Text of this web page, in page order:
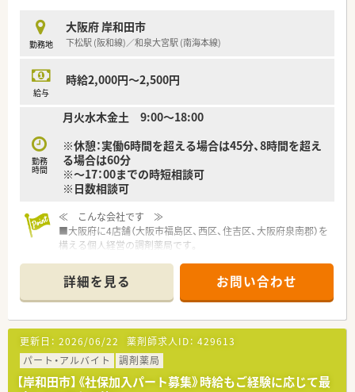
■ご自身のキャリア希望を会社側に伝える機会がたくさん用意
されています
■イオンビジネススクール制度を活用し「マーケティング・経営
～～休暇制度・福利厚生～～
ぼ全員が取得をしている環境です♪
98.6％と高水準！
■育児時短勤務は、最大3時間の時間短縮が可能◎お子様が小学
校卒業する迄取得が可能です！
■夫婦共にイオンで就業している事を条件に「ペア転勤制度」を
■子女教育手当・社宅手当（N・R区分）･住宅助成（N・R区分）など、
プライベートな部分を支援してくれる福利厚生も充実していま
す。
＼＼こんなお仕事内容です／／
■調剤はもちろん、OTCやシニアケア、漢方薬、健康食品といっ
た健康に必要な商品・サービス提供、クリニックの誘致等様々な
業務に携われます♪
■漢方の取り扱いを促進されているので、普通の調剤薬局では扱
っていない種類の漢方も勉強できます
■面対応の為、扱う薬の種類や対応する医療機関は多岐に渡り幅
勤務地
大阪府 岸和田市
下松駅 (阪和線)／和泉大宮駅 (南海本線)
給与
時給2,000円～2,500円
勤務
時間
月火水木金土 9:00～18:00
※休憩：実働6時間を超える場合は45分、8時間を超え
る場合は60分
※～17：00までの時短相談可
※日数相談可
≪ こんな会社です ≫
■大阪府に4店舗（大阪市福島区、西区、住吉区、大阪府泉南郡）を
構える個人経営の調剤薬局です。
勤務しております。
■「会社に貢献してくれる人にはしっかりとした評価と待遇をし
てあげたい」
薬剤師としての業務はもちろんですが、与えられたこと以上に仕
事をしてくださる方にはしっかりと評価していただけます。
■eラーニングは法人負担、その他研修は一部負担（研修内容に
よる）していただけます。
その他グロービスなどの利用も行い、薬剤師業務に直接かかわ
らない自己啓発も可能です。
詳細を見る お問い合わせ
更新日： 2026/06/22 薬剤師求人ID： 429613
パート・アルバイト
調剤薬局
【岸和田市】《社保加入パート募集》時給もご経験に応じて最